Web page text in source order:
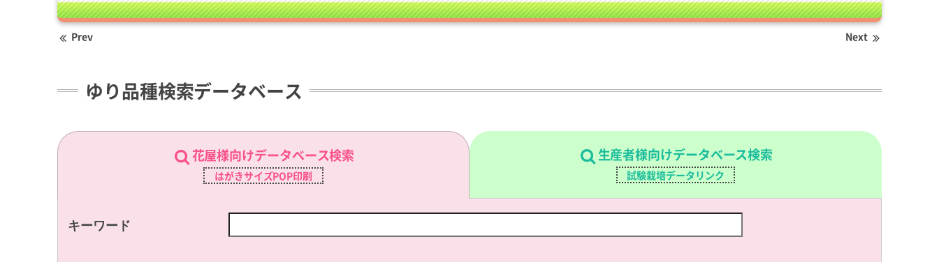
Prev Next
ゆり品種検索データベース
花屋様向けデータベース検索
はがきサイズPOP印刷
生産者様向けデータベース検索
試験栽培データリンク
キーワード